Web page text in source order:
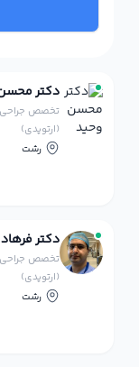
دکتر
تخصص جراحی
(ارتوپدی)
رشت
دکتر فرهاد
تخصص جراحی
(ارتوپدی)
رشت